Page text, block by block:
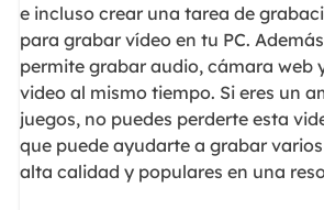
e incluso crear una tarea de
para grabar vídeo en tu PC.
permite grabar audio, cámara web
video al mismo tiempo. Si eres un
juegos, no puedes perderte esta
que puede ayudarte a grabar
alta calidad y populares en una